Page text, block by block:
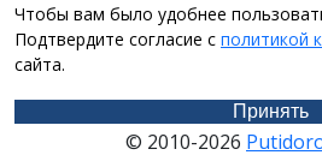
Чтобы вам было удобнее
Подтвердите согласие с политикой
сайта.
Принять
© 2010-2026